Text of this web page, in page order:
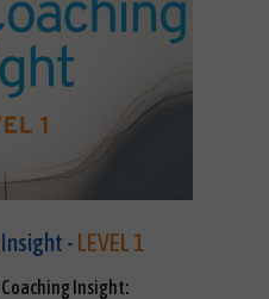
- LEVEL 1
Coaching Insight: